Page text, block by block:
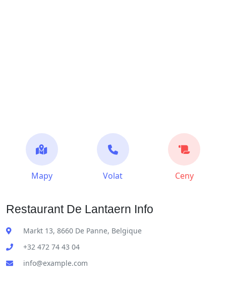
Mapy Volat Ceny
Restaurant De Lantaern Info
Markt 13, 8660 De Panne, Belgique
+32 472 74 43 04
info@example.com